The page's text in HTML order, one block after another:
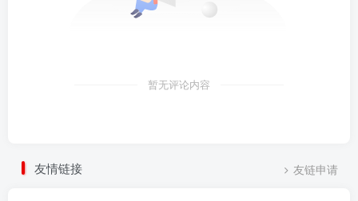
暂无评论内容
友情链接 友链申请